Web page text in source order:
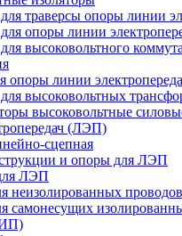
траверсы опоры линии
опоры линии
высоковольтного
опоры линии
высоковольтных
высоковольтные
(ЛЭП)
сцепная
и опоры для ЛЭП
ЛЭП
неизолированных проводов
самонесущих